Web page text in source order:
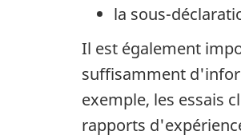
la sous-
Il est également
suffisamment
exemple, les essais
rapports